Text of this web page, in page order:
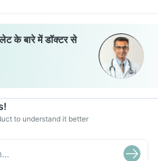
के बारे में डॉक्टर से
to understand it better